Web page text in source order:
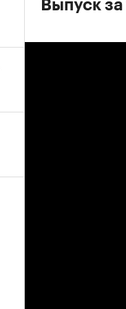
Выпуск